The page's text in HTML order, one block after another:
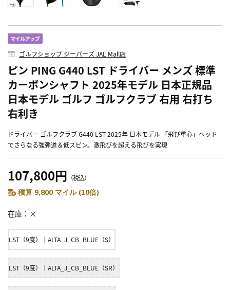
ゴルフショップ ジーパーズ JAL Mall店
ピン PING G440 LST ドライバー メンズ 標準
カーボンシャフト 2025年モデル 日本正規品
日本モデル ゴルフ ゴルフクラブ 右用 右打ち
右利き
ドライバー ゴルフクラブ G440 LST 2025年 日本モデル 「飛び重心」ヘッド
でさらなる強弾道＆低スピン。激飛びを超える飛びを実現
107,800円 （税込）
積算 9,800 マイル (10倍)
在庫 ×
LST（9度）｜ALTA_J_CB_BLUE（S）
LST（9度）｜ALTA_J_CB_BLUE（SR）